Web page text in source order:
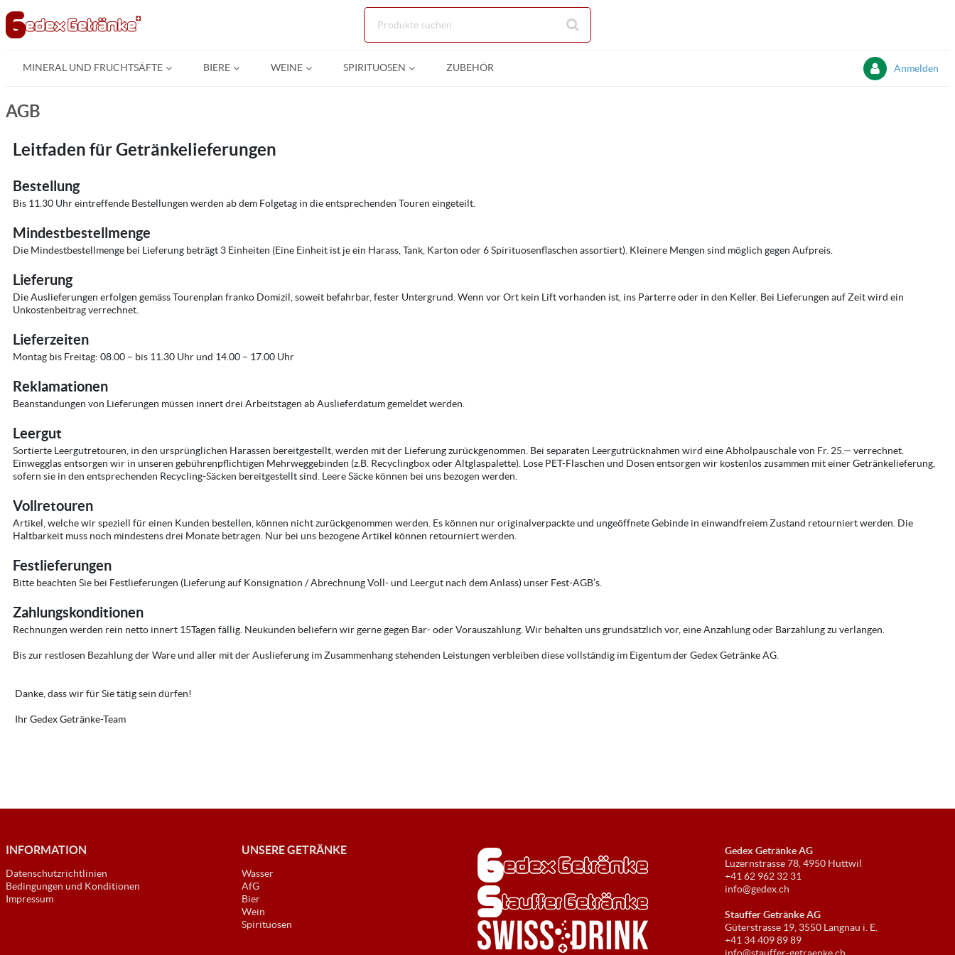
Zum Hauptinhalt springen
MINERAL UND FRUCHTSÄFTE BIERE WEINE SPIRITUOSEN ZUBEHÖR Anmelden
AGB
Leitfaden für Getränkelieferungen
Bestellung
Bis 11.30 Uhr eintreffende Bestellungen werden ab dem Folgetag in die entsprechenden Touren eingeteilt.
Mindestbestellmenge
Die Mindestbestellmenge bei Lieferung beträgt 3 Einheiten (Eine Einheit ist je ein Harass, Tank, Karton oder 6 Spirituosenflaschen assortiert). Kleinere Mengen sind möglich gegen Aufpreis.
Lieferung
Die Auslieferungen erfolgen gemäss Tourenplan franko Domizil, soweit befahrbar, fester Untergrund. Wenn vor Ort kein Lift vorhanden ist, ins Parterre oder in den Keller. Bei Lieferungen auf Zeit wird ein
Unkostenbeitrag verrechnet.
Lieferzeiten
Montag bis Freitag: 08.00 – bis 11.30 Uhr und 14.00 – 17.00 Uhr
Reklamationen
Beanstandungen von Lieferungen müssen innert drei Arbeitstagen ab Auslieferdatum gemeldet werden.
Leergut
Sortierte Leergutretouren, in den ursprünglichen Harassen bereitgestellt, werden mit der Lieferung zurückgenommen. Bei separaten Leergutrücknahmen wird eine Abholpauschale von Fr. 25.— verrechnet.
Einwegglas entsorgen wir in unseren gebührenpflichtigen Mehrweggebinden (z.B. Recyclingbox oder Altglaspalette). Lose PET-Flaschen und Dosen entsorgen wir kostenlos zusammen mit einer Getränkelieferung,
sofern sie in den entsprechenden Recycling-Säcken bereitgestellt sind. Leere Säcke können bei uns bezogen werden.
Vollretouren
Artikel, welche wir speziell für einen Kunden bestellen, können nicht zurückgenommen werden. Es können nur originalverpackte und ungeöffnete Gebinde in einwandfreiem Zustand retourniert werden. Die
Haltbarkeit muss noch mindestens drei Monate betragen. Nur bei uns bezogene Artikel können retourniert werden.
Festlieferungen
Bitte beachten Sie bei Festlieferungen (Lieferung auf Konsignation / Abrechnung Voll- und Leergut nach dem Anlass) unser Fest-AGB’s.
Zahlungskonditionen
Rechnungen werden rein netto innert 15Tagen fällig. Neukunden beliefern wir gerne gegen Bar- oder Vorauszahlung. Wir behalten uns grundsätzlich vor, eine Anzahlung oder Barzahlung zu verlangen.
Bis zur restlosen Bezahlung der Ware und aller mit der Auslieferung im Zusammenhang stehenden Leistungen verbleiben diese vollständig im Eigentum der Gedex Getränke AG.
Danke, dass wir für Sie tätig sein dürfen!
Ihr Gedex Getränke-Team
INFORMATION
Datenschutzrichtlinien
Bedingungen und Konditionen
Impressum
UNSERE GETRÄNKE
Wasser
AfG
Bier
Wein
Spirituosen
Gedex Getränke AG
Luzernstrasse 78, 4950 Huttwil
+41 62 962 32 31
info@gedex.ch
Stauffer Getränke AG
Güterstrasse 19, 3550 Langnau i. E.
+41 34 409 89 89